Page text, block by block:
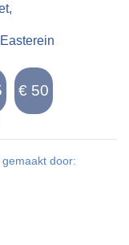
door: